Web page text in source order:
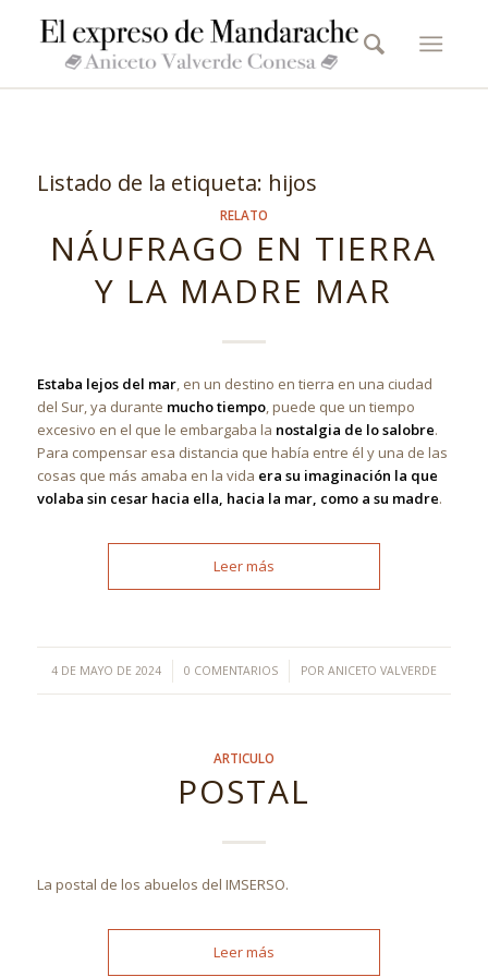
Listado de la etiqueta: hijos
RELATO
NÁUFRAGO EN TIERRA
Y LA MADRE MAR
Estaba lejos del mar, en un destino en tierra en una ciudad
del Sur, ya durante mucho tiempo, puede que un tiempo
excesivo en el que le embargaba la nostalgia de lo salobre.
Para compensar esa distancia que había entre él y una de las
cosas que más amaba en la vida era su imaginación la que
volaba sin cesar hacia ella, hacia la mar, como a su madre.
Leer más
4 DE MAYO DE 2024
/ 0 COMENTARIOS
/ POR ANICETO VALVERDE
ARTICULO
POSTAL
La postal de los abuelos del IMSERSO.
Leer más